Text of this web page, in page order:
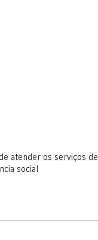
atender os serviços de
social